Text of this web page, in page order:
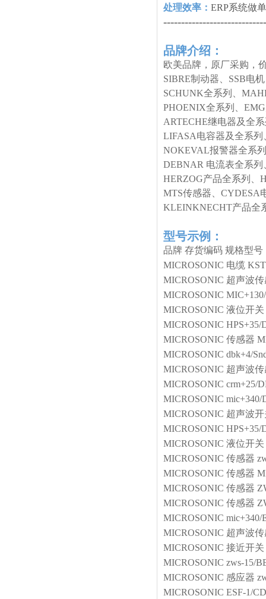
处理效率： ERP系统做
品牌介绍：
欧美品牌，原厂采购，
SIBRE制动器、SSB电
SCHUNK全系列、
PHOENIX全系列、
ARTECHE继电器及全
LIFASA电容器及全系
NOKEVAL报警器全系
DEBNAR 电流表全系
HERZOG产品全系列、
MTS传感器、CYDESA
KLEINKNECHT产品全
型号示例：
品牌 存货编码 规格型号
MICROSONIC 电缆
MICROSONIC 超声波
MICROSONIC
MICROSONIC 液位开关
MICROSONIC HPS+35/
MICROSONIC 传感器
MICROSONIC dbk+4/
MICROSONIC 超声波
MICROSONIC crm+25/
MICROSONIC mic+340/
MICROSONIC 超声波开
MICROSONIC HPS+35/
MICROSONIC 液位开关
MICROSONIC 传感器
MICROSONIC 传感器
MICROSONIC 传感器
MICROSONIC 传感器
MICROSONIC mic+340/
MICROSONIC 超声波
MICROSONIC 接近开关
MICROSONIC zws-15/
MICROSONIC 感应器
MICROSONIC ESF-1/